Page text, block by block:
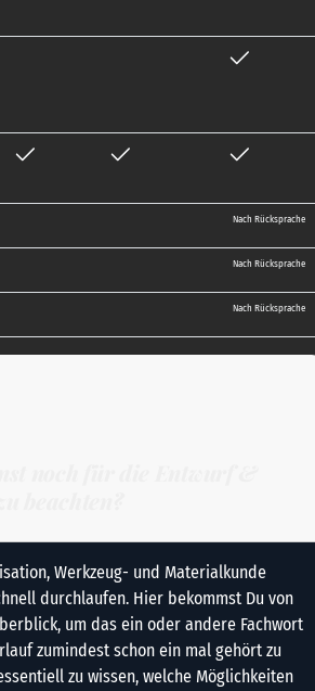
Nach Rücksprache
Nach Rücksprache
Nach Rücksprache
Werkzeug- und Materialkunde
durchlaufen. Hier bekommst Du von
um das ein oder andere Fachwort
zumindest schon ein mal gehört zu
zu wissen, welche Möglichkeiten